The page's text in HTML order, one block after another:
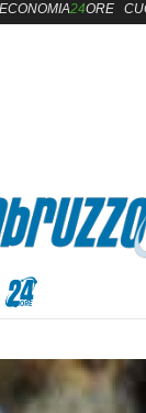
navigation
ECONOMIA24ORE